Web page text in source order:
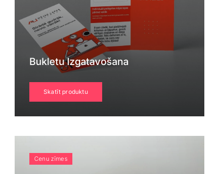
Bukletu Izgatavošana
Skatīt produktu
Cenu zīmes